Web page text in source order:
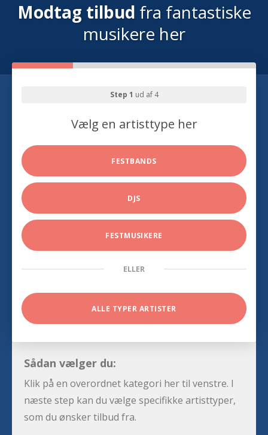
Modtag tilbud fra fantastiske
musikere her
Step 1 ud af 4
Vælg en artisttype her
FESTBANDS
DJS
FESTMUSIKERE
ELLER
ALLE TYPER ARTISTER
Sådan vælger du:
Klik på en overordnet kategori her til venstre. I
næste step kan du vælge specifikke artisttyper,
som du ønsker tilbud fra.